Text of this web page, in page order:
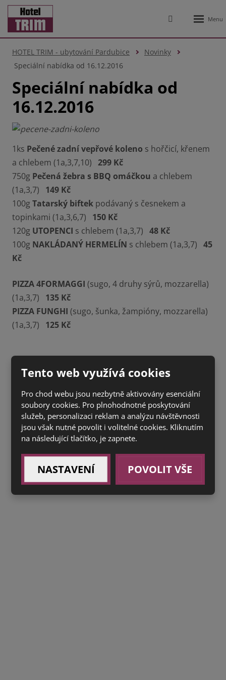
Vyhledávání
HOTEL TRIM - ubytování Pardubice
Novinky
Speciální nabídka od 16.12.2016
Speciální nabídka od
16.12.2016
1ks Pečené zadní vepřové koleno s hořčicí, křenem
a chlebem (1a,3,7,10) 299 Kč
750g Pečená žebra s BBQ omáčkou a chlebem
(1a,3,7) 149 Kč
100gTatarský biftek podávaný s česnekem a
topinkami (1a,3,6,7) 150 Kč
120g UTOPENCI s chlebem (1a,3,7) 48 Kč
100g NAKLÁDANÝ HERMELÍN s chlebem (1a,3,7) 45
Kč
PIZZA 4FORMAGGI (sugo, 4 druhy sýrů, mozzarella)
(1a,3,7) 135 Kč
PIZZA FUNGHI (sugo, šunka, žampióny, mozzarella)
(1a,3,7) 125 Kč
Tento web využívá cookies
Pro chod webu jsou nezbytně aktivovány esenciální
soubory cookies. Pro plnohodnotné poskytování
služeb, personalizaci reklam a analýzu návštěvnosti
jsou však nutné povolit i volitelné cookies. Kliknutím
na následující tlačítko, je zapnete.
NASTAVENÍ POVOLIT VŠE